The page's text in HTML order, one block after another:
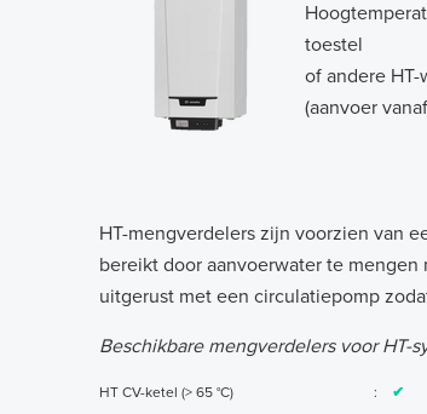
toestel
of andere HT-
(aanvoer
HT-mengverdelers zijn voorzien van
bereikt door aanvoerwater te
uitgerust met een circulatiepomp
Beschikbare mengverdelers voor HT-
HT CV-ketel (> 65 °C) : ✔